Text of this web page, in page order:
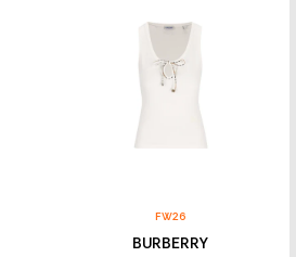
FW26
BURBERRY